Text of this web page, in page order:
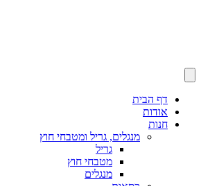
דף הבית
אודות
חנות
מנגלים, גריל ומטבחי חוץ
גריל
מטבחי חוץ
מנגלים